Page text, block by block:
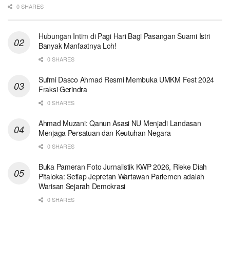
0 SHARES
Hubungan Intim di Pagi Hari Bagi Pasangan Suami Istri
Banyak Manfaatnya Loh!
0 SHARES
Sufmi Dasco Ahmad Resmi Membuka UMKM Fest 2024
Fraksi Gerindra
0 SHARES
Ahmad Muzani: Qanun Asasi NU Menjadi Landasan
Menjaga Persatuan dan Keutuhan Negara
0 SHARES
Buka Pameran Foto Jurnalistik KWP 2026, Rieke Diah
Pitaloka: Setiap Jepretan Wartawan Parlemen adalah
Warisan Sejarah Demokrasi
0 SHARES